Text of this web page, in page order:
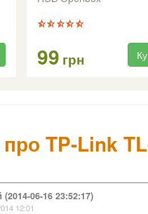
99 грн
про TP-Link
06-16 23:52:17)
12:01